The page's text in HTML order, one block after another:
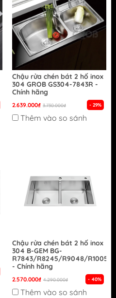
Chậu rửa chén bát 2 hố inox
304 GROB GS304-7843R -
Chính hãng
2.639.000₫ 3.730.000₫ - 29%
Thêm vào so sánh
Chậu rửa chén bát 2 hố inox
304 B-GEM BG-
R7843/R8245/R9048/
- Chính hãng
2.570.000₫ 4.290.000₫ - 40%
Thêm vào so sánh